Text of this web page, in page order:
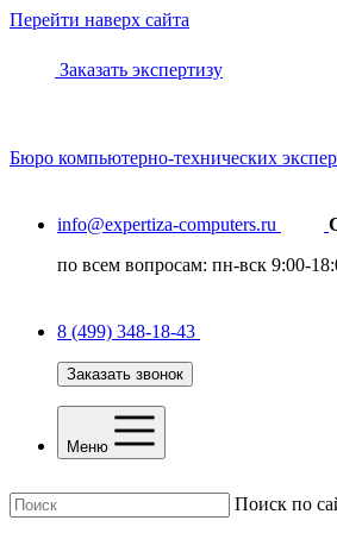
Перейти наверх сайта
Заказать экспертизу
Бюро компьютерно-технических
info@expertiza-computers.ru
по всем вопросам: пн-вск 9:00-
8 (499) 348-18-43
Заказать звонок
Меню
Поиск по